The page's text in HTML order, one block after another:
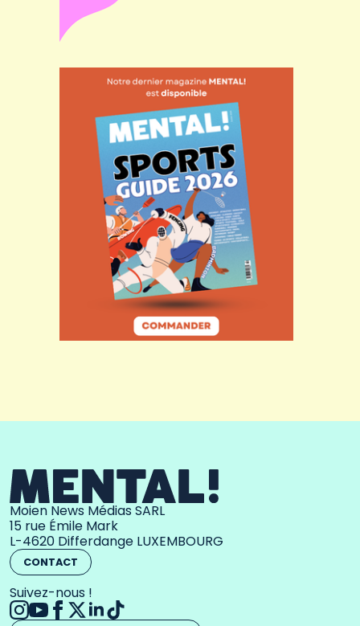
Moien News Médias SARL
15 rue Émile Mark
L-4620 Differdange LUXEMBOURG
CONTACT
Suivez-nous !